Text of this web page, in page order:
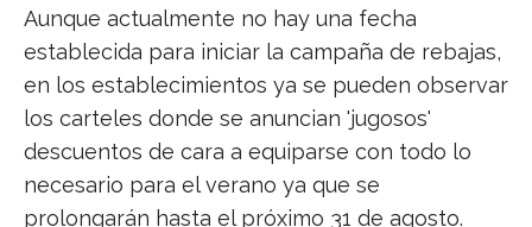
Aunque actualmente no hay una fecha
establecida para iniciar la campaña de rebajas,
en los establecimientos ya se pueden observar
los carteles donde se anuncian 'jugosos'
descuentos de cara a equiparse con todo lo
necesario para el verano ya que se
prolongarán hasta el próximo 31 de agosto.